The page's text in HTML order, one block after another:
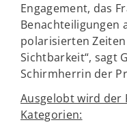
Engagement, das
Benachteiligungen
polarisierten
Sichtbarkeit“, sagt
Schirmherrin der
Ausgelobt wird der
Kategorien: